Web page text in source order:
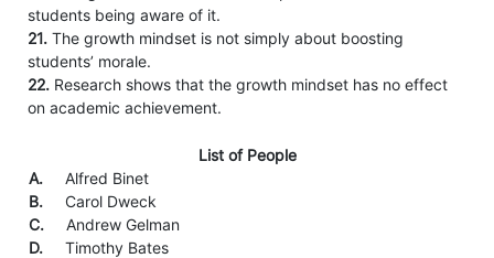
students being aware of it.
21. The growth mindset is not simply about boosting
students’ morale.
22. Research shows that the growth mindset has no effect
on academic achievement.
List of People
A. Alfred Binet
B. Carol Dweck
C. Andrew Gelman
D. Timothy Bates